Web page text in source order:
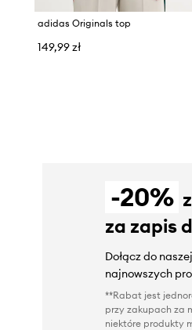
adidas Originals top
149,99 zł
-20%
za zapis
Dołącz do
najnowszych
**Rabat jest
przy zakupach za
niektóre produkty